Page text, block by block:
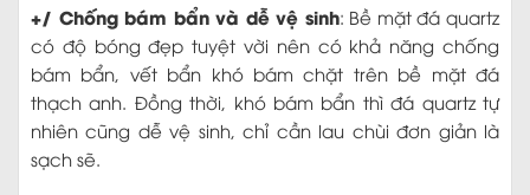
+/ Chống bám bẩn và dễ vệ sinh: Bề mặt đá quartz
có độ bóng đẹp tuyệt vời nên có khả năng chống
bám bẩn, vết bẩn khó bám chặt trên bề mặt đá
thạch anh. Đồng thời, khó bám bẩn thì đá quartz tự
nhiên cũng dễ vệ sinh, chỉ cần lau chùi đơn giản là
sạch sẽ.